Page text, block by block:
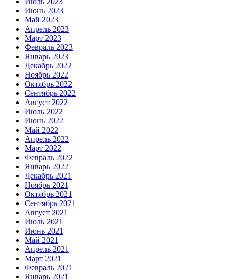
Июнь 2023
Май 2023
Апрель 2023
Март 2023
Февраль 2023
Январь 2023
Декабрь 2022
Ноябрь 2022
Октябрь 2022
Сентябрь 2022
Август 2022
Июль 2022
Июнь 2022
Май 2022
Апрель 2022
Март 2022
Февраль 2022
Январь 2022
Декабрь 2021
Ноябрь 2021
Октябрь 2021
Сентябрь 2021
Август 2021
Июль 2021
Июнь 2021
Май 2021
Апрель 2021
Март 2021
Февраль 2021
Январь 2021